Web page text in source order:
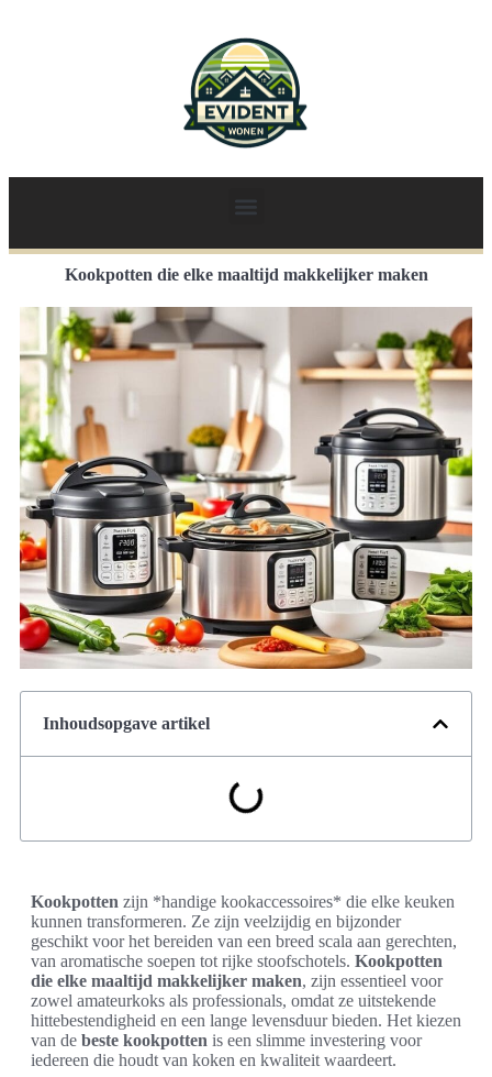
Kookpotten die elke maaltijd makkelijker maken
Inhoudsopgave artikel
Kookpotten zijn *handige kookaccessoires* die elke keuken
kunnen transformeren. Ze zijn veelzijdig en bijzonder
geschikt voor het bereiden van een breed scala aan gerechten,
van aromatische soepen tot rijke stoofschotels. Kookpotten
die elke maaltijd makkelijker maken, zijn essentieel voor
zowel amateurkoks als professionals, omdat ze uitstekende
hittebestendigheid en een lange levensduur bieden. Het kiezen
van de beste kookpotten is een slimme investering voor
iedereen die houdt van koken en kwaliteit waardeert.